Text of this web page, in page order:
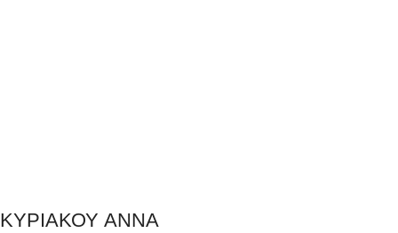
ΚΥΡΙΑΚΟΥ ΑΝΝΑ